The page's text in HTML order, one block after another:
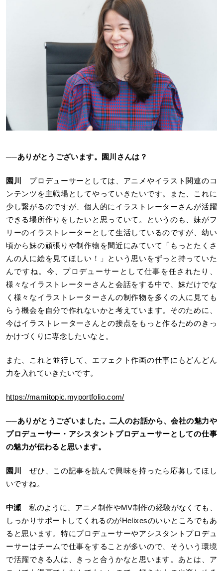
──ありがとうございます。園川さんは？
園川
プロデューサーとしては、アニメやイラスト関連のコ
ンテンツを主戦場としてやっていきたいです。また、これに
少し繋がるのですが、個人的にイラストレーターさんが活躍
できる場所作りをしたいと思っていて。というのも、妹がフ
リーのイラストレーターとして生活しているのですが、幼い
頃から妹の頑張りや制作物を間近にみていて「もっとたくさ
んの人に絵を見てほしい！」という思いをずっと持っていた
んですね。今、プロデューサーとして仕事を任されたり、
様々なイラストレーターさんと会話をする中で、妹だけでな
く様々なイラストレーターさんの制作物を多くの人に見ても
らう機会を自分で作れないかと考えています。そのために、
今はイラストレーターさんとの接点をもっと作るためのきっ
かけづくりに専念したいなと。
また、これと並行して、エフェクト作画の仕事にもどんどん
力を入れていきたいです。
https://mamitopic.myportfolio.com/
──ありがとうございました。二人のお話から、会社の魅力や
プロデューサー・アシスタントプロデューサーとしての仕事
の魅力が伝わると思います。
園川
ぜひ、この記事を読んで興味を持ったら応募してほし
いですね。
中瀬 私のように、アニメ制作やMV制作の経験がなくても、
しっかりサポートしてくれるのがHelixesのいいところでもあ
ると思います。特にプロデューサーやアシスタントプロデュ
ーサーはチームで仕事をすることが多いので、そういう環境
で活躍できる人は、きっと合うかなと思います。あとは、ア